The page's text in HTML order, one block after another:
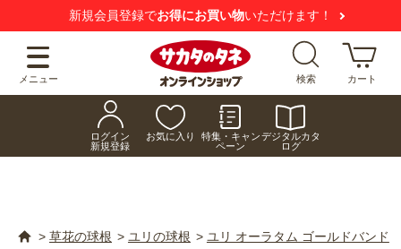
新規会員登録でお得にお買い物いただけます！
メニュー 検索 カート
ログイン
新規登録
お気に入り
特集・キャン
ペーン
デジタルカタ
ログ
> 草花の球根 > ユリの球根 > ユリ オーラタム ゴールドバンド